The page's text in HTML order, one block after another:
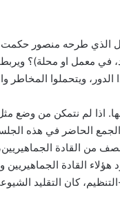
الذي طرحه منصور حكمت
معمل او محلة)؟ ويربط
ويتحملوا
لم نتمكن من وضع
الحاضر في هذه
من القادة
هؤلاء القادة
كان التقليد